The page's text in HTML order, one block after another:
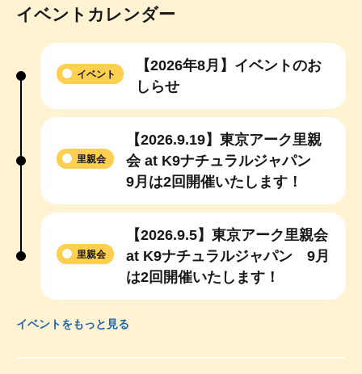
イベントカレンダー
【2026年8月】イベントのお
しらせ
イベント
【2026.9.19】東京アーク里親
会 at K9ナチュラルジャパン
9月は2回開催いたします！
里親会
【2026.9.5】東京アーク里親会
at K9ナチュラルジャパン 9月
は2回開催いたします！
里親会
イベントをもっと見る